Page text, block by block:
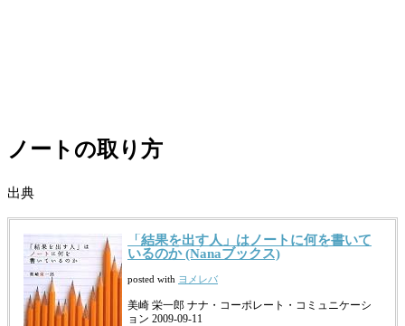
ノートの取り方
出典
「結果を出す人」はノートに何を書いて
いるのか (Nanaブックス)
posted with ヨメレバ
美崎 栄一郎 ナナ・コーポレート・コミュニケーシ
ョン 2009-09-11